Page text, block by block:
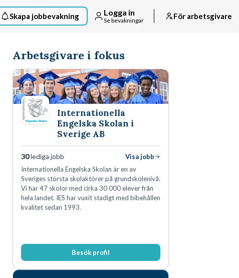
Skapa jobbevakning Logga in
Se bevakningar För arbetsgivare
Arbetsgivare i fokus
Internationella
Engelska Skolan i
Sverige AB
30lediga jobb
Visa jobb
Internationella Engelska Skolan är en av
Sveriges största skolaktörer på grundskolenivå.
Vi har 47 skolor med cirka 30 000 elever från
hela landet. IES har vuxit stadigt med bibehållen
kvalitet sedan 1993.
Besök profil